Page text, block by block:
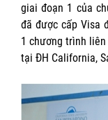
giai đoạn 1 của
đã được cấp Visa
1 chương trình
tại ĐH California,